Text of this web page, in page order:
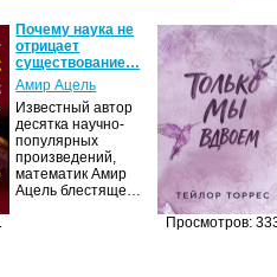
Почему наука не
отрицает
существование…
Амир Ацель
Известный автор
десятка научно-
популярных
произведений,
математик Амир
Ацель блестяще…
Просмотров: